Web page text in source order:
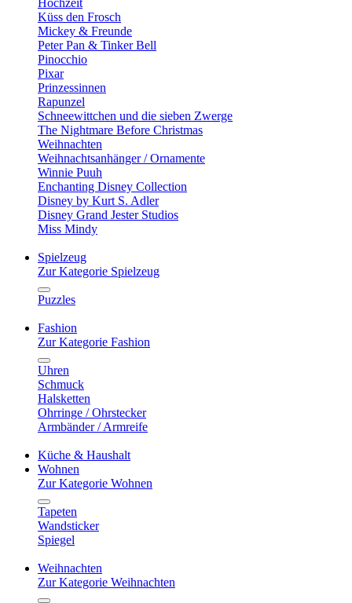
Hochzeit
Küss den Frosch
Mickey & Freunde
Peter Pan & Tinker Bell
Pinocchio
Pixar
Prinzessinnen
Rapunzel
Schneewittchen und die sieben Zwerge
The Nightmare Before Christmas
Weihnachten
Weihnachtsanhänger / Ornamente
Winnie Puuh
Enchanting Disney Collection
Disney by Kurt S. Adler
Disney Grand Jester Studios
Miss Mindy
Spielzeug
Zur Kategorie Spielzeug
Puzzles
Fashion
Zur Kategorie Fashion
Uhren
Schmuck
Halsketten
Ohrringe / Ohrstecker
Armbänder / Armreife
Küche & Haushalt
Wohnen
Zur Kategorie Wohnen
Tapeten
Wandsticker
Spiegel
Weihnachten
Zur Kategorie Weihnachten